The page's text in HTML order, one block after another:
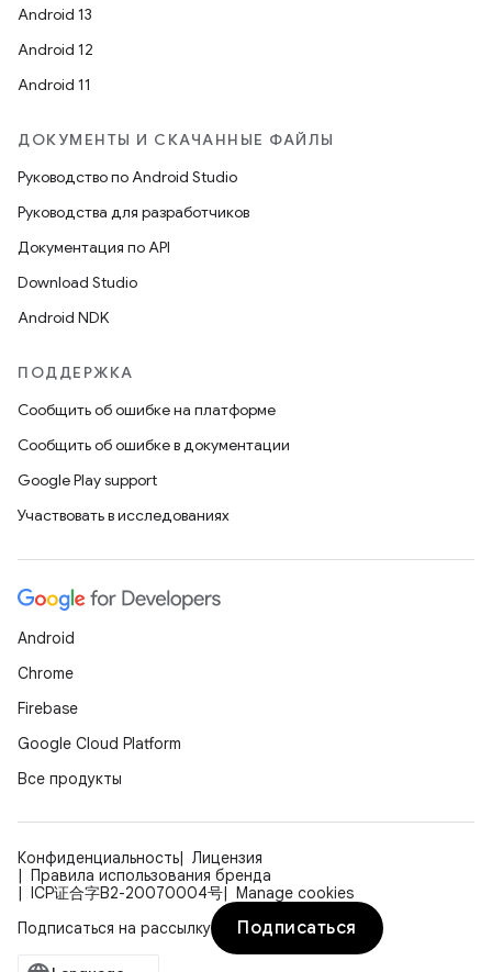
Android 13
Android 12
Android 11
ДОКУМЕНТЫ И СКАЧАННЫЕ ФАЙЛЫ
Руководство по Android Studio
Руководства для разработчиков
Документация по API
Download Studio
Android NDK
ПОДДЕРЖКА
Сообщить об ошибке на платформе
Сообщить об ошибке в документации
Google Play support
Участвовать в исследованиях
Android
Chrome
Firebase
Google Cloud Platform
Все продукты
Конфиденциальность
Лицензия
Правила использования бренда
ICP证合字B2-20070004号
Manage cookies
Подписаться на рассылку
Подписаться